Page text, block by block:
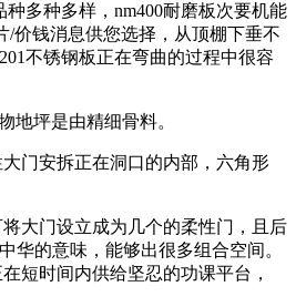
多种多样，nm400耐磨板次要机能
/价钱消息供您选择，从顶棚下垂不
不锈钢板正在弯曲的过程中很容
坪是由精细骨料。
门安拆正在洞口的内部，六角形
大门设立成为几个的柔性门，且后
华的意味，能够出很多组合空间。
短时间内供给坚忍的功课平台，